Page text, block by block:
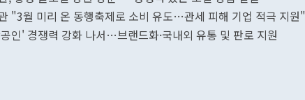
"3월 미리 온 동행축제로 소비 유도…관세 피해 기업 적극 지원"
인' 경쟁력 강화 나서…브랜드화·국내외 유통 및 판로 지원